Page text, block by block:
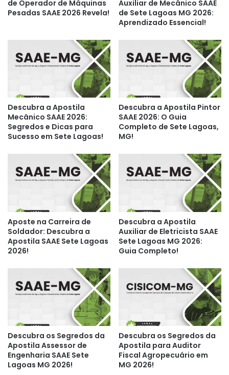
de Operador de Máquinas
Pesadas SAAE 2026 Revela!
Auxiliar de Mecânico SAAE
de Sete Lagoas MG 2026:
Aprendizado Essencial!
Descubra a Apostila
Mecânico SAAE 2026:
Segredos e Dicas para
Sucesso em Sete Lagoas!
Descubra a Apostila Pintor
SAAE 2026: O Guia
Completo de Sete Lagoas,
MG!
Aposte na Carreira de
Soldador: Descubra a
Apostila SAAE Sete Lagoas
2026!
Descubra a Apostila
Auxiliar de Eletricista SAAE
Sete Lagoas MG 2026:
Guia Completo!
Descubra os Segredos da
Apostila Assessor de
Engenharia SAAE Sete
Lagoas MG 2026!
Descubra os Segredos da
Apostila para Auditor
Fiscal Agropecuário em
MG 2026!